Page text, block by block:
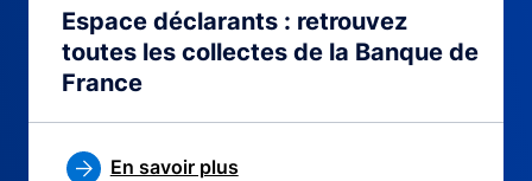
Espace déclarants : retrouvez
toutes les collectes de la Banque de
France
En savoir plus